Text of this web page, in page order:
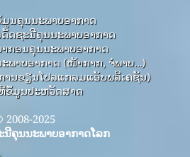
ນຄຸນນະພາບອາກາດ
ດຊະນີຄຸນນະພາບອາກາດ
ກອນຄຸນນະພາບອາກາດ
ພາບອາກາດ (ໜ້າກາກ, ຈໍພາບ…)
ານຂຽນໂປລແກລມແອັບພລິເຄຊັນ)
ຂໍ້ມູນປະຫວັດສາດ
2008-2025
ນີຄຸນນະພາບອາກາດໂລກ